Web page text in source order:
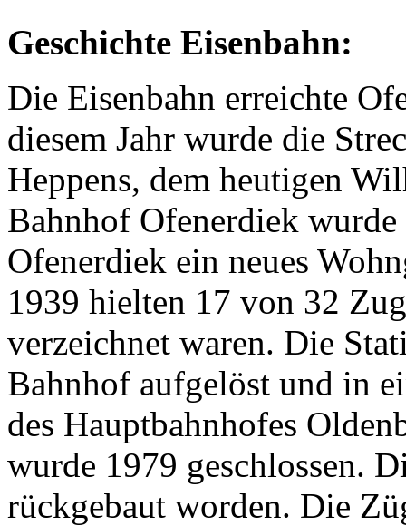
Geschichte Eisenbahn:
Die Eisenbahn erreichte
diesem Jahr wurde die
Heppens, dem heutigen
Bahnhof Ofenerdiek
Ofenerdiek ein neues
1939 hielten 17 von 32
verzeichnet waren. Die
Bahnhof aufgelöst und in
des Hauptbahnhofes
wurde 1979 geschlossen.
rückgebaut worden. Die